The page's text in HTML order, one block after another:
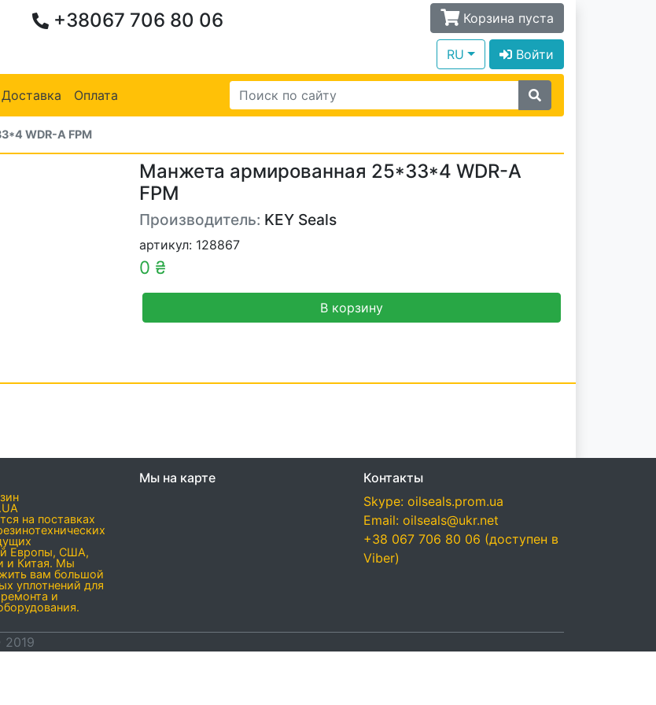
+38067 706 80 06 Корзина пуста
RU Войти
Доставка Оплата
WDR-A FPM
Манжета армированная 25*33*4 WDR-A
FPM
Производитель: KEY Seals
артикул: 128867
0 ₴
В корзину
на поставках
Европы, США,
и Китая. Мы
вам большой
уплотнений для
и
Мы на карте
Контакты
Skype: oilseals.prom.ua
Email: oilseals@ukr.net
+38 067 706 80 06 (доступен в
Viber)
2019